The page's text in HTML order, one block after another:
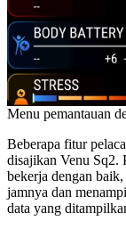
Menu pemantauan
Beberapa fitur
disajikan Venu Sq2.
bekerja dengan
jamnya dan
data yang